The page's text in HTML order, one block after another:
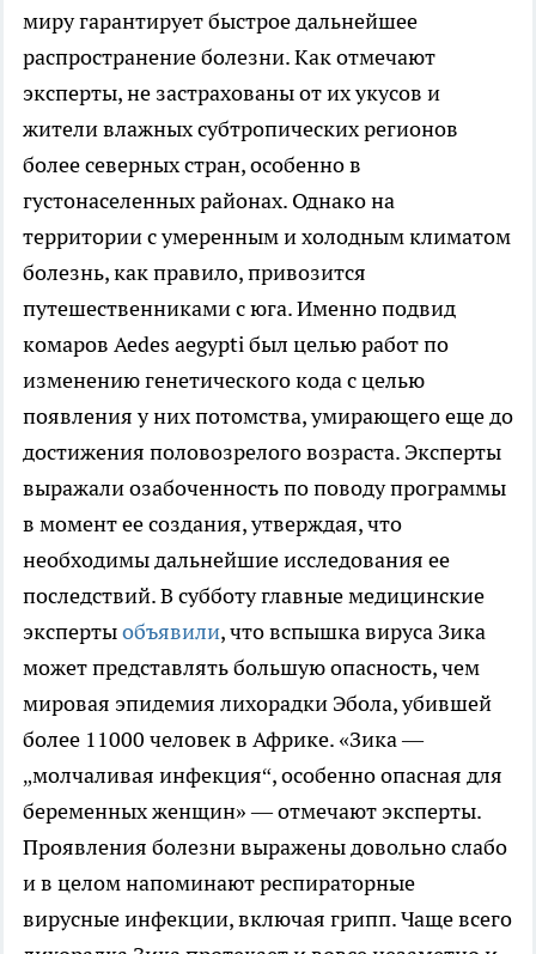
миру гарантирует быстрое дальнейшее
распространение болезни. Как отмечают
эксперты, не застрахованы от их укусов и
жители влажных субтропических регионов
более северных стран, особенно в
густонаселенных районах. Однако на
территории с умеренным и холодным климатом
болезнь, как правило, привозится
путешественниками с юга. Именно подвид
комаров Aedes aegypti был целью работ по
изменению генетического кода с целью
появления у них потомства, умирающего еще до
достижения половозрелого возраста. Эксперты
выражали озабоченность по поводу программы
в момент ее создания, утверждая, что
необходимы дальнейшие исследования ее
последствий. В субботу главные медицинские
экспертыобъявили, что вспышка вируса Зика
может представлять большую опасность, чем
мировая эпидемия лихорадки Эбола, убившей
более 11000 человек в Африке. «Зика —
„молчаливая инфекция“, особенно опасная для
беременных женщин» — отмечают эксперты.
Проявления болезни выражены довольно слабо
и в целом напоминают респираторные
вирусные инфекции, включая грипп. Чаще всего